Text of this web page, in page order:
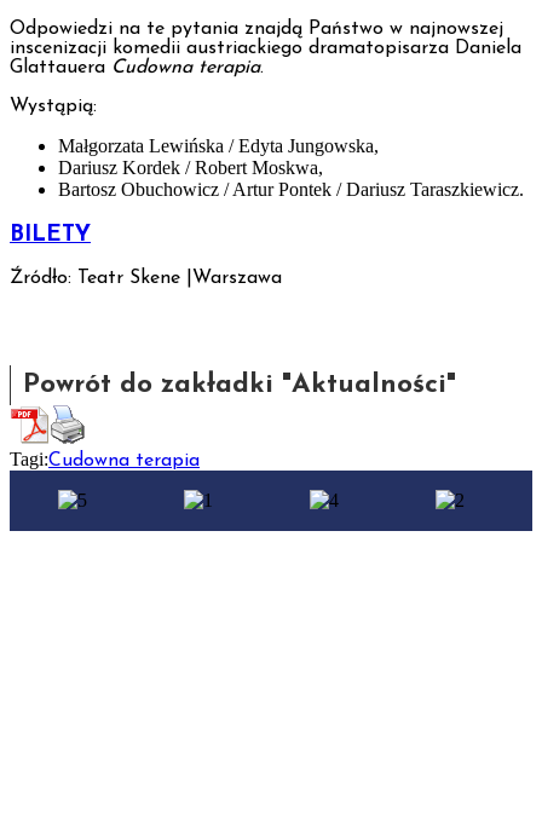
Odpowiedzi na te pytania znajdą Państwo w najnowszej
inscenizacji komedii austriackiego dramatopisarza Daniela
Glattauera Cudowna terapia.
Wystąpią:
Małgorzata Lewińska / Edyta Jungowska,
Dariusz Kordek / Robert Moskwa,
Bartosz Obuchowicz / Artur Pontek / Dariusz Taraszkiewicz.
BILETY
Źródło: Teatr Skene |Warszawa
Powrót do zakładki "Aktualności"
Tagi:Cudowna terapia